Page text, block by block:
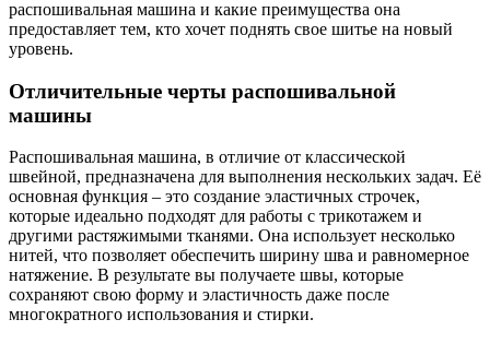
распошивальная машина и какие преимущества она
предоставляет тем, кто хочет поднять свое шитье на новый
уровень.
Отличительные черты распошивальной
машины
Распошивальная машина, в отличие от классической
швейной, предназначена для выполнения нескольких задач. Её
основная функция – это создание эластичных строчек,
которые идеально подходят для работы с трикотажем и
другими растяжимыми тканями. Она использует несколько
нитей, что позволяет обеспечить ширину шва и равномерное
натяжение. В результате вы получаете швы, которые
сохраняют свою форму и эластичность даже после
многократного использования и стирки.